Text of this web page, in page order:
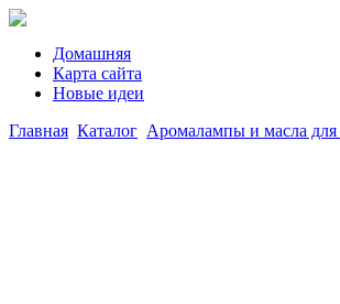
Домашняя
Карта сайта
Новые идеи
Главная Каталог Аромалампы и масла